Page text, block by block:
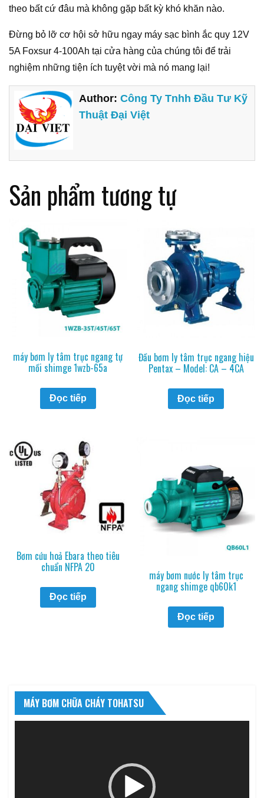
theo bất cứ đâu mà không gặp bất kỳ khó khăn nào.
Đừng bỏ lỡ cơ hội sở hữu ngay máy sạc bình ắc quy 12V
5A Foxsur 4-100Ah tại cửa hàng của chúng tôi để trải
nghiệm những tiện ích tuyệt vời mà nó mang lại!
Author:Công Ty Tnhh Đầu Tư Kỹ
Thuật Đại Việt
Sản phẩm tương tự
máy bơm ly tâm trục ngang tự
mồi shimge 1wzb-65a
Đọc tiếp
Đầu bơm ly tâm trục ngang hiệu
Pentax – Model: CA – 4CA
Đọc tiếp
Bơm cứu hoả Ebara theo tiêu
chuẩn NFPA 20
Đọc tiếp
máy bơm nước ly tâm trục
ngang shimge qb60k1
Đọc tiếp
MÁY BƠM CHỮA CHÁY TOHATSU